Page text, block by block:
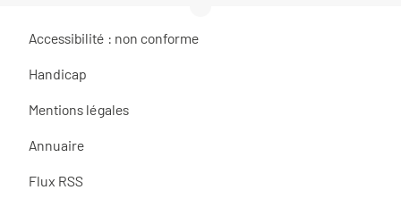
Accessibilité : non conforme
Handicap
Mentions légales
Annuaire
Flux RSS